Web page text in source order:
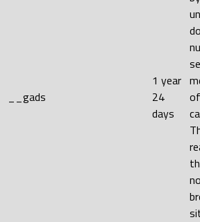
__gads
1 year
24
days